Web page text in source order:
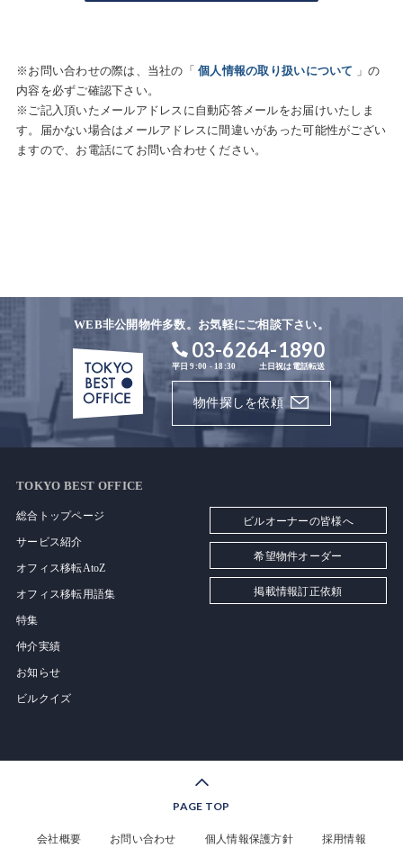
※お問い合わせの際は、当社の「個人情報の取り扱いについて 」の
内容を必ずご確認下さい。
※ご記入頂いたメールアドレスに自動応答メールをお届けいたしま
す。届かない場合はメールアドレスに間違いがあった可能性がござい
ますので、お電話にてお問い合わせください。
WEB非公開物件多数。お気軽にご相談下さい。
03-6264-1890
平日 9:00 - 18:30 土日祝は電話転送
物件探しを依頼
TOKYO BEST OFFICE
総合トップページ
サービス紹介
オフィス移転AtoZ
オフィス移転用語集
特集
仲介実績
お知らせ
ビルクイズ
ビルオーナーの皆様へ
希望物件オーダー
掲載情報訂正依頼
PAGE TOP
会社概要 お問い合わせ 個人情報保護方針 採用情報